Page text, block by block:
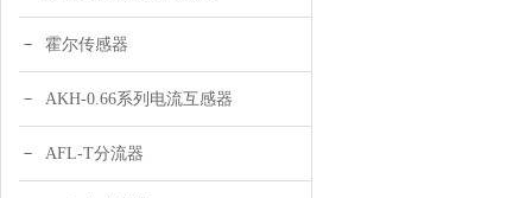
霍尔传感器
AKH-0.66系列电流互感器
AFL-T分流器